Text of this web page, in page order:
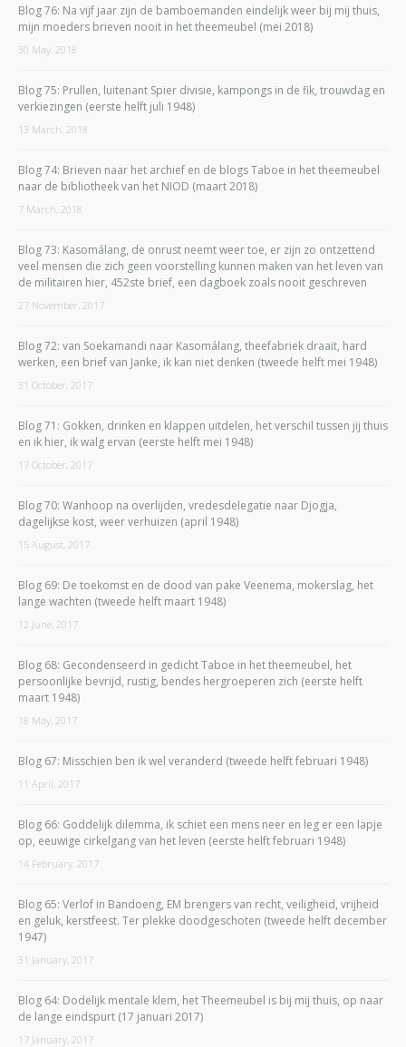
Blog 76: Na vijf jaar zijn de bamboemanden eindelijk weer bij mij thuis,
mijn moeders brieven nooit in het theemeubel (mei 2018)
30 May, 2018
Blog 75: Prullen, luitenant Spier divisie, kampongs in de fik, trouwdag en
verkiezingen (eerste helft juli 1948)
13 March, 2018
Blog 74: Brieven naar het archief en de blogs Taboe in het theemeubel
naar de bibliotheek van het NIOD (maart 2018)
7 March, 2018
Blog 73: Kasomálang, de onrust neemt weer toe, er zijn zo ontzettend
veel mensen die zich geen voorstelling kunnen maken van het leven van
de militairen hier, 452ste brief, een dagboek zoals nooit geschreven
27 November, 2017
Blog 72: van Soekamandi naar Kasomálang, theefabriek draait, hard
werken, een brief van Janke, ik kan niet denken (tweede helft mei 1948)
31 October, 2017
Blog 71: Gokken, drinken en klappen uitdelen, het verschil tussen jij thuis
en ik hier, ik walg ervan (eerste helft mei 1948)
17 October, 2017
Blog 70: Wanhoop na overlijden, vredesdelegatie naar Djogja,
dagelijkse kost, weer verhuizen (april 1948)
15 August, 2017
Blog 69: De toekomst en de dood van pake Veenema, mokerslag, het
lange wachten (tweede helft maart 1948)
12 June, 2017
Blog 68: Gecondenseerd in gedicht Taboe in het theemeubel, het
persoonlijke bevrijd, rustig, bendes hergroeperen zich (eerste helft
maart 1948)
18 May, 2017
Blog 67: Misschien ben ik wel veranderd (tweede helft februari 1948)
11 April, 2017
Blog 66: Goddelijk dilemma, ik schiet een mens neer en leg er een lapje
op, eeuwige cirkelgang van het leven (eerste helft februari 1948)
14 February, 2017
Blog 65: Verlof in Bandoeng, EM brengers van recht, veiligheid, vrijheid
en geluk, kerstfeest. Ter plekke doodgeschoten (tweede helft december
1947)
31 January, 2017
Blog 64: Dodelijk mentale klem, het Theemeubel is bij mij thuis, op naar
de lange eindspurt (17 januari 2017)
17 January, 2017